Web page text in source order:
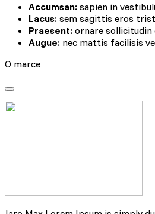
Accumsan: sapien in
Lacus: sem sagittis eros
Praesent: ornare sollicitudin
Augue: nec mattis facilisis
O marce